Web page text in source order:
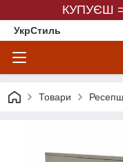
КУПУЄШ
УкрСтиль
Товари